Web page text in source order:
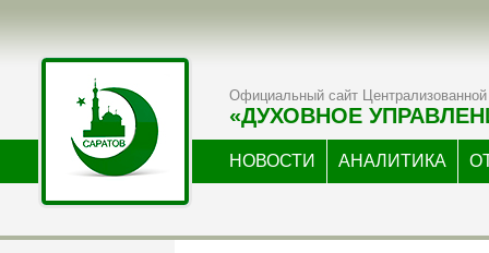
Официальный сайт Централизованной
«ДУХОВНОЕ
НОВОСТИ АНАЛИТИКА